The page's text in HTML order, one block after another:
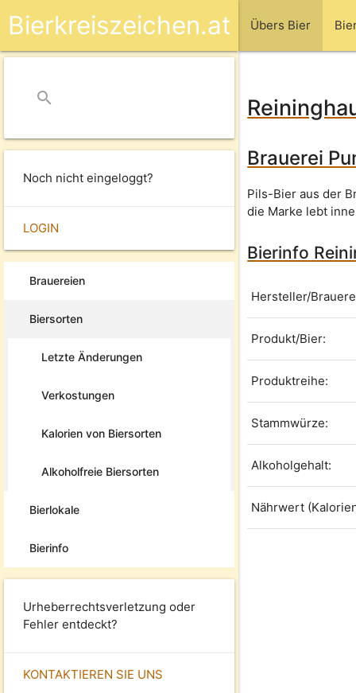
Übers Bier
Bierkreiszeichen.at
search
Noch nicht eingeloggt?
LOGIN
Brauereien
Biersorten
Letzte Änderungen
Verkostungen
Kalorien von Biersorten
Alkoholfreie Biersorten
Bierlokale
Bierinfo
Urheberrechtsverletzung oder
Fehler entdeckt?
KONTAKTIEREN SIE UNS
Brauerei
Pils-Bier aus der
die Marke lebt
Bierinfo
Hersteller/
Produkt/Bier:
Produktreihe:
Stammwürze:
Alkoholgehalt:
Nährwert